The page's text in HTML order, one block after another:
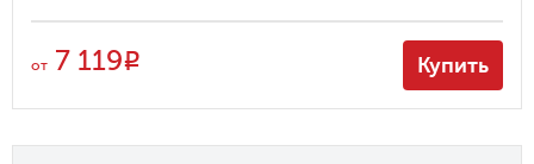
от 7 119R Купить